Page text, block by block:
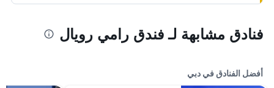
فنادق مشابهة لـ فندق رامي رويال
أفضل الفنادق في دبي